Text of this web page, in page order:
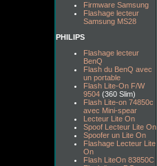
Firmware Samsung
Flashage lecteur
Samsung MS28
PHILIPS
Flashage lecteur
BenQ
Flash du BenQ avec
un portable
Flash Lite-On F/W
9504 (360 Slim)
Flash Lite-on 74850c
avec Mini-spear
Lecteur Lite On
Spoof Lecteur Lite On
Spoofer un Lite On
Flashage Lecteur Lite
On
Flash LiteOn 83850C